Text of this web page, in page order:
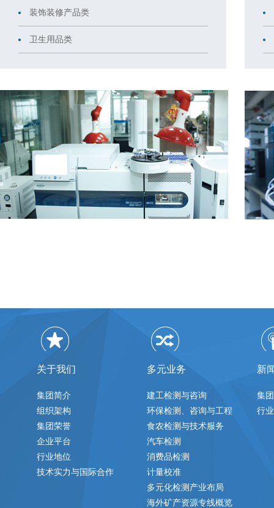
装饰装修产品类
卫生用品类
关于我们
集团简介
组织架构
集团荣誉
企业平台
行业地位
技术实力与国际合作
多元业务
建工检测与咨询
环保检测、咨询与工程
食农检测与技术服务
汽车检测
消费品检测
计量校准
多元化检测产业布局
海外矿产资源专线概览
新
集
行